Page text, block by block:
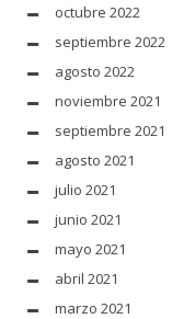
octubre 2022
septiembre 2022
agosto 2022
noviembre 2021
septiembre 2021
agosto 2021
julio 2021
junio 2021
mayo 2021
abril 2021
marzo 2021